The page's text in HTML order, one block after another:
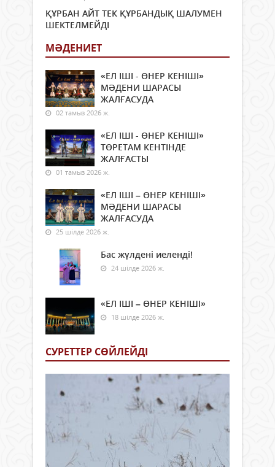
ҚҰРБАН АЙТ ТЕК ҚҰРБАНДЫҚ ШАЛУМЕН
ШЕКТЕЛМЕЙДІ
МӘДЕНИЕТ
«ЕЛ ІШІ - ӨНЕР КЕНІШІ»
МӘДЕНИ ШАРАСЫ
ЖАЛҒАСУДА
02 тамыз 2026 ж.
«ЕЛ ІШІ - ӨНЕР КЕНІШІ»
ТӨРЕТАМ КЕНТІНДЕ
ЖАЛҒАСТЫ
01 тамыз 2026 ж.
«ЕЛ ІШІ – ӨНЕР КЕНІШІ»
МӘДЕНИ ШАРАСЫ
ЖАЛҒАСУДА
25 шілде 2026 ж.
Бас жүлдені иеленді!
24 шілде 2026 ж.
«ЕЛ ІШІ – ӨНЕР КЕНІШІ»
18 шілде 2026 ж.
СУРЕТТЕР СӨЙЛЕЙДI